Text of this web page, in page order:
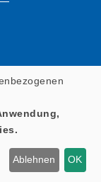
Ablehnen OK